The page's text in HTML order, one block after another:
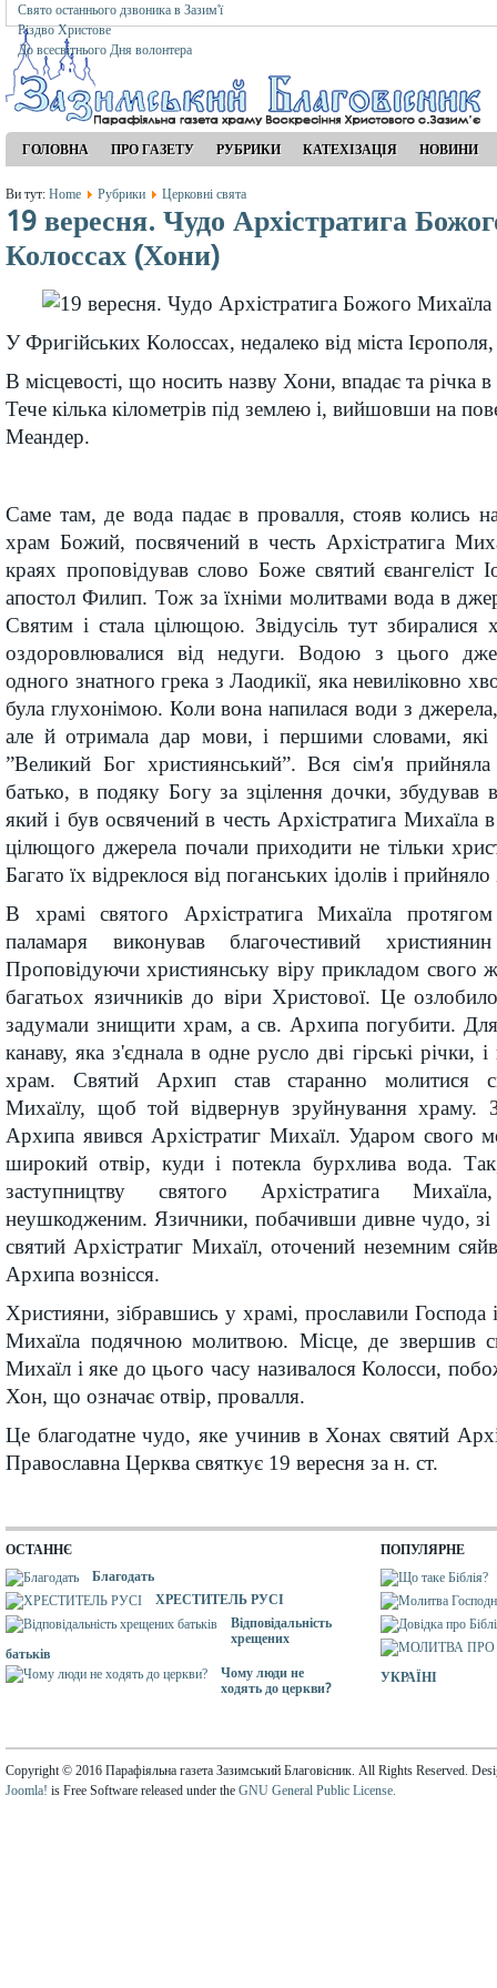
Свято останнього дзвоника в Зазим'ї
Різдво Христове
До всесвітнього Дня волонтера
ГОЛОВНА ПРО ГАЗЕТУ РУБРИКИ КАТЕХІЗАЦІЯ НОВИНИ
Ви тут: Home Рубрики Церковні свята
19 вересня. Чудо Архістратига
Колоссах (Хони)
У Фригійських Колоссах, недалеко від міста
В місцевості, що носить назву Хони, впадає та річка
Тече кілька кілометрів під землею і, вийшовши на
Меандер.
Саме там, де вода падає в провалля, стояв колись
храм Божий, посвячений в честь Архістратига
краях проповідував слово Боже святий євангеліст
апостол Филип. Тож за їхніми молитвами вода в
Святим і стала цілющою. Звідусіль тут
оздоровлювалися від недуги. Водою з цього
одного знатного грека з Лаодикії, яка невиліковно
була глухонімою. Коли вона напилася води з
але й отримала дар мови, і першими словами, які
”Великий Бог християнський”. Вся сім'я
батько, в подяку Богу за зцілення дочки,
який і був освячений в честь Архістратига Михаїла
цілющого джерела почали приходити не тільки
Багато їх відреклося від поганських ідолів і
В храмі святого Архістратига Михаїла
паламаря виконував благочестивий
Проповідуючи християнську віру прикладом свого
багатьох язичників до віри Христової. Це
задумали знищити храм, а св. Архипа погубити.
канаву, яка з'єднала в одне русло дві гірські річки,
храм. Святий Архип став старанно молитися
Михаїлу, щоб той відвернув зруйнування храму.
Архипа явився Архістратиг Михаїл. Ударом свого
широкий отвір, куди і потекла бурхлива вода.
заступництву святого Архістратига
неушкодженим. Язичники, побачивши дивне чудо, зі
святий Архістратиг Михаїл, оточений неземним
Архипа вознісся.
Християни, зібравшись у храмі, прославили Господа
Михаїла подячною молитвою. Місце, де звершив
Михаїл і яке до цього часу називалося Колосси,
Хон, що означає отвір, провалля.
Це благодатне чудо, яке учинив в Хонах святий
Православна Церква святкує 19 вересня за н. ст.
ОСТАННЄ
Благодать
ХРЕСТИТЕЛЬ РУСІ
Відповідальність
хрещених
батьків
Чому люди не
ходять до церкви?
ПОПУЛЯРНЕ
УКРАЇНІ
Copyright © 2016 Парафіяльна газета Зазимський Благовісник. All Rights Reserved.
Joomla! is Free Software released under the GNU General Public License.